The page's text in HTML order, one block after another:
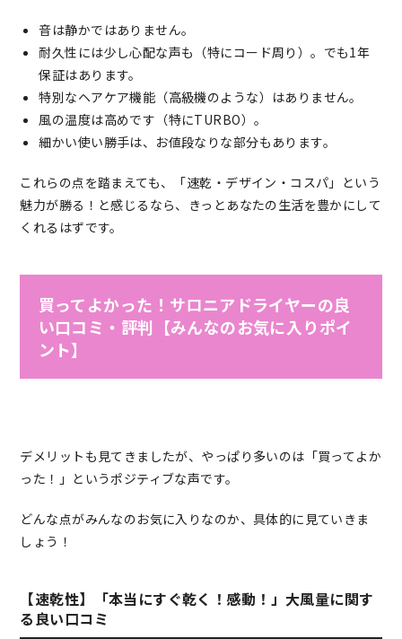
音は静かではありません。
耐久性には少し心配な声も（特にコード周り）。でも1年
保証はあります。
特別なヘアケア機能（高級機のような）はありません。
風の温度は高めです（特にTURBO）。
細かい使い勝手は、お値段なりな部分もあります。
これらの点を踏まえても、「速乾・デザイン・コスパ」という
魅力が勝る！と感じるなら、きっとあなたの生活を豊かにして
くれるはずです。
買ってよかった！サロニアドライヤーの良
い口コミ・評判【みんなのお気に入りポイ
ント】
デメリットも見てきましたが、やっぱり多いのは「買ってよか
った！」というポジティブな声です。
どんな点がみんなのお気に入りなのか、具体的に見ていきま
しょう！
【速乾性】「本当にすぐ乾く！感動！」大風量に関す
る良い口コミ